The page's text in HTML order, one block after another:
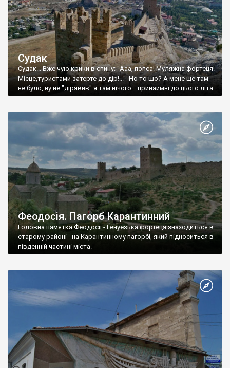
Судак
Судак... Вже чую крики в спину: "Ааа, попса! Муляжна фортеця!
Місце,туристами затерте до дір!..." Но то шо? А мене ще там
не було, ну не "дірявив" я там нічого... принаймні до цього літа.
Феодосія. Пагорб Карантинний
Головна памятка Феодосії - Генуезька фортеця знаходиться в
старому районі - на Карантинному пагорбі, який підноситься в
південній частині міста.